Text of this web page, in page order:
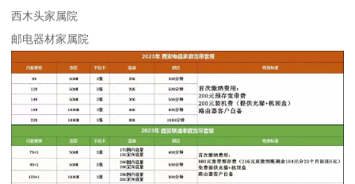
西木头家属院
邮电器材家属院